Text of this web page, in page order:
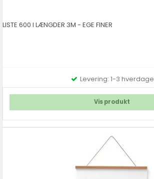
LISTE 600 I LÆNGDER 3M - EGE FINER
Levering: 1-3 hverdage
Vis produkt